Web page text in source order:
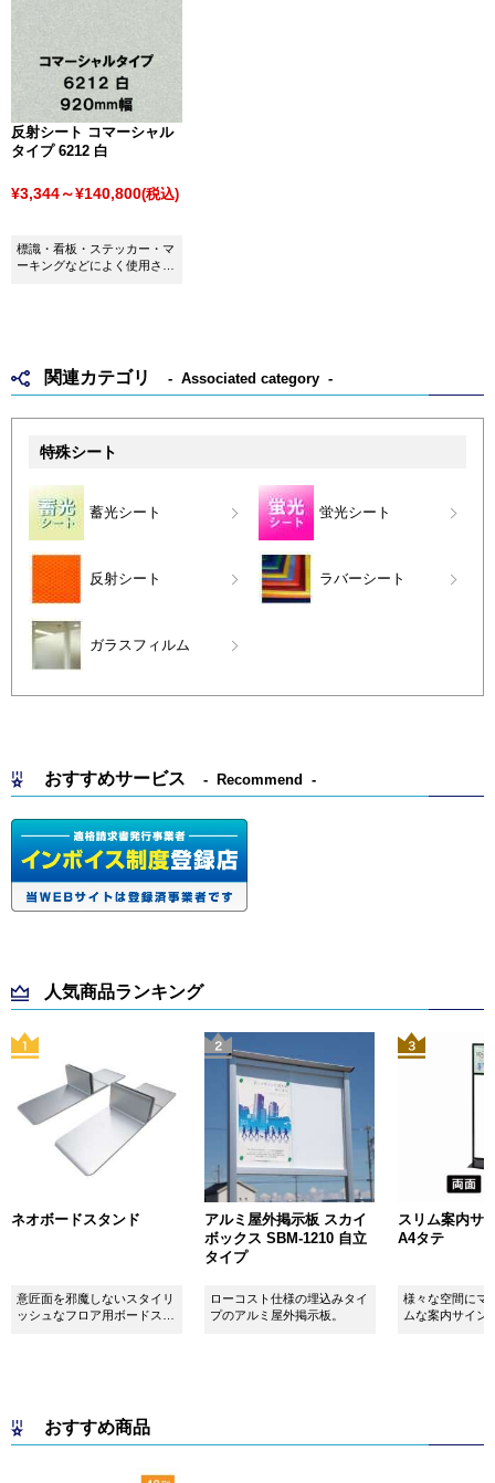
反射シート コマーシャル
タイプ 6212 白
¥3,344～¥140,800(税込)
標識・看板・ステッカー・マ
ーキングなどによく使用され
関連カテゴリ Associated category
特殊シート
蓄光シート 蛍光シート
反射シート ラバーシート
ガラスフィルム
おすすめサービス Recommend
人気商品ランキング
ネオボードスタンド
意匠面を邪魔しないスタイリ
ッシュなフロア用ボードスタ
アルミ屋外掲示板 スカイ
ボックス SBM-1210 自立
タイプ
ローコスト仕様の埋込みタイ
プのアルミ屋外掲示板。
スリム案内サ
A4タテ
様々な空間にマ
ムな案内サイン
おすすめ商品